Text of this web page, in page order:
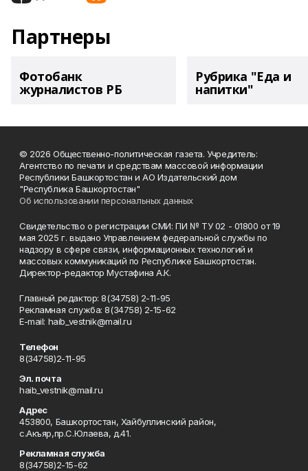
Партнеры
Фотобанк
журналистов РБ
Рубрика "Еда и
напитки"
© 2026 Общественно-политическая газета. Учредитель:
Агентство по печати и средствам массовой информации
Республики Башкортостан и АО Издательский дом
"Республика Башкортостан"
Об использовании персональных данных
Свидетельство о регистрации СМИ: ПИ № ТУ 02 - 01800 от 19
мая 2025 г. выдано Управлением федеральной службы по
надзору в сфере связи, информационных технологий и
массовых коммуникаций по Республике Башкортостан.
Директор-редактор Мустафина А.К.
Главный редактор: 8(34758) 2-11-95
Рекламная служба: 8(34758) 2-15-62
Е-mаil: haib_vestnik@mail.ru
Телефон
8(34758)2-11-95
Эл. почта
haib_vestnik@mail.ru
Адрес
453800, Башкортостан, Хайбуллинский район,
с.Акъяр,пр.С.Юлаева, д.41.
Рекламная служба
8(34758)2-15-62